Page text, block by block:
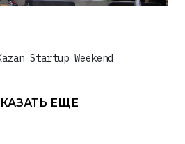
Startup Weekend
ЕЩЕ